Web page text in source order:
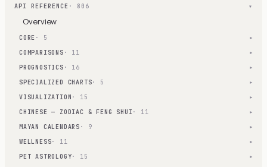
API REFERENCE · 806 ▾
Overview
CORE · 5 ▾
COMPARISONS · 11 ▾
PROGNOSTICS · 16 ▾
SPECIALIZED CHARTS· 5 ▾
VISUALIZATION · 15 ▾
CHINESE — ZODIAC & FENG SHUI · 11 ▾
MAYAN CALENDARS · 9 ▾
WELLNESS· 11 ▾
PET ASTROLOGY· 15 ▾